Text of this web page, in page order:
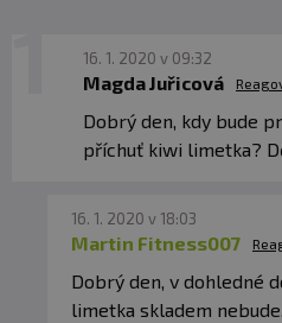
16. 1. 2020 v 09:32
Magda Juřicová
Dobrý den, kdy bude
příchuť kiwi limetka?
16. 1. 2020 v 18:03
Martin Fitness007
Dobrý den, v dohledné
limetka skladem